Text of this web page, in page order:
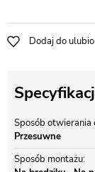
Dodaj do
Sposób otwierania
Przesuwne
Sposób montażu